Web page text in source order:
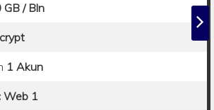
GB / Bln
1 Akun
Web 1